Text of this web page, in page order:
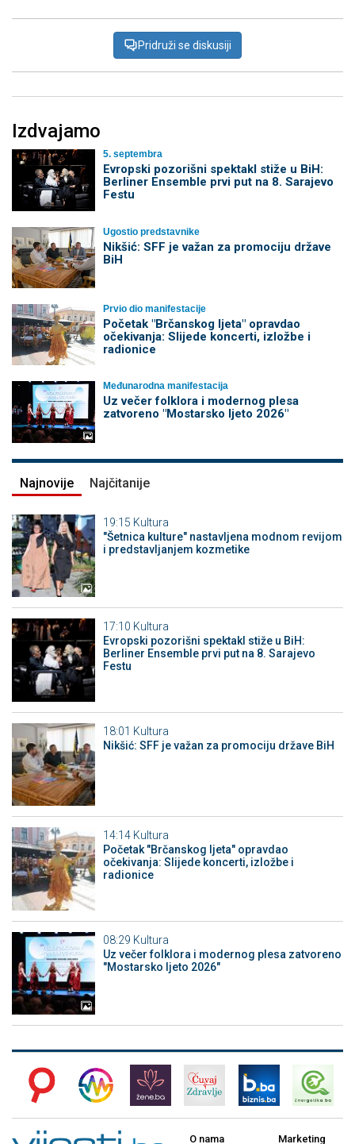
Pridruži se diskusiji
Izdvajamo
5. septembra
Evropski pozorišni spektakl stiže u BiH:
Berliner Ensemble prvi put na 8. Sarajevo
Festu
Ugostio predstavnike
Nikšić: SFF je važan za promociju države
BiH
Prvio dio manifestacije
Početak "Brčanskog ljeta" opravdao
očekivanja: Slijede koncerti, izložbe i
radionice
Međunarodna manifestacija
Uz večer folklora i modernog plesa
zatvoreno "Mostarsko ljeto 2026"
Najnovije Najčitanije
19:15 Kultura
"Šetnica kulture" nastavljena modnom revijom
i predstavljanjem kozmetike
17:10 Kultura
Evropski pozorišni spektakl stiže u BiH:
Berliner Ensemble prvi put na 8. Sarajevo
Festu
18:01 Kultura
Nikšić: SFF je važan za promociju države BiH
14:14 Kultura
Početak "Brčanskog ljeta" opravdao
očekivanja: Slijede koncerti, izložbe i
radionice
08:29 Kultura
Uz večer folklora i modernog plesa zatvoreno
"Mostarsko ljeto 2026"
O nama Marketing